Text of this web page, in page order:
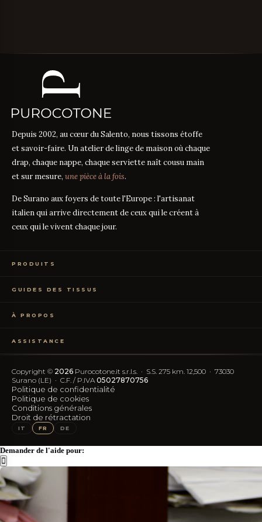
Depuis 2002, au cœur du Salento, nous tissons étoffe
et savoir-faire. Un atelier de linge de maison où chaque
drap, chaque nappe, chaque serviette naît cousu main
et sur mesure, une pièce à la fois.
De Surano aux foyers de toute l'Europe : l'artisanat
italien qui arrive directement de ceux qui le créent à
ceux qui le vivent chaque jour.
PRODUITS
Linge de Table
Vêtements de Maison
GUIDES DES TISSUS
Percale ou Satin ?
TC300 vs Coton Égyptien
À PROPOS
Notre artisanat
Certification OEKO-TEX
Blog
Avis Trustpilot
ASSISTANCE
FAQ
Frais d'expédition
SUIVEZ-NOUS
IG FB
Copyright © 2026 Purocotone.it s.r.l.s. · S.S. 275 km. 12,500 · 73030
Surano (LE) · C.F. / P.IVA05027870756
Politique de confidentialité
Politique de cookies
Conditions générales
Droit de rétractation
IT FR DE
Demander de l'aide pour: